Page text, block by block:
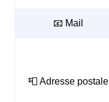
📧 Mail
📮 Adresse postale